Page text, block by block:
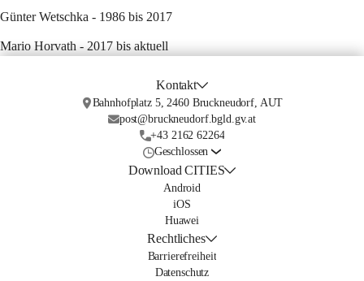
Günter Wetschka - 1986 bis 2017
Mario Horvath - 2017 bis aktuell
Kontakt
Bahnhofplatz 5, 2460 Bruckneudorf, AUT
post@bruckneudorf.bgld.gv.at
+43 2162 62264
Geschlossen
Download CITIES
Android
iOS
Huawei
Rechtliches
Barrierefreiheit
Datenschutz